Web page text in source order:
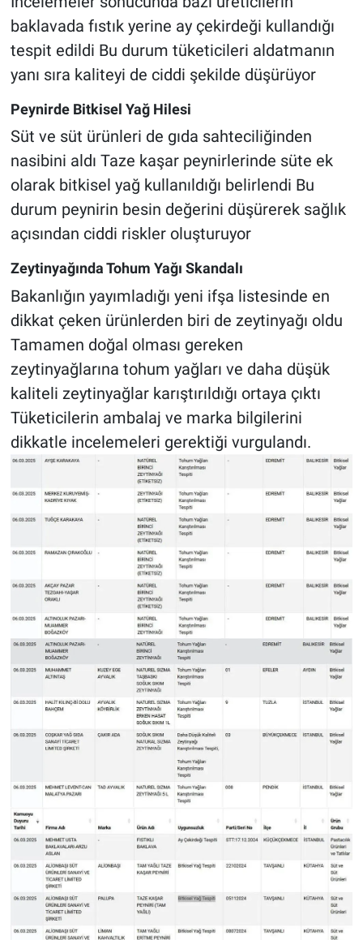
baklavada fıstık yerine ay çekirdeği kullandığı
tespit edildi Bu durum tüketicileri aldatmanın
yanı sıra kaliteyi de ciddi şekilde düşürüyor
Peynirde Bitkisel Yağ Hilesi
Süt ve süt ürünleri de gıda sahteciliğinden
nasibini aldı Taze kaşar peynirlerinde süte ek
olarak bitkisel yağ kullanıldığı belirlendi Bu
durum peynirin besin değerini düşürerek sağlık
açısından ciddi riskler oluşturuyor
Zeytinyağında Tohum Yağı Skandalı
Bakanlığın yayımladığı yeni ifşa listesinde en
dikkat çeken ürünlerden biri de zeytinyağı oldu
Tamamen doğal olması gereken
zeytinyağlarına tohum yağları ve daha düşük
kaliteli zeytinyağlar karıştırıldığı ortaya çıktı
Tüketicilerin ambalaj ve marka bilgilerini
dikkatle incelemeleri gerektiği vurgulandı.